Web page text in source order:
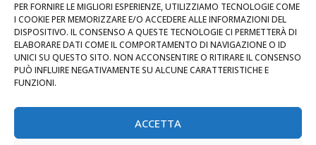
PER FORNIRE LE MIGLIORI ESPERIENZE, UTILIZZIAMO TECNOLOGIE COME
I COOKIE PER MEMORIZZARE E/O ACCEDERE ALLE INFORMAZIONI DEL
DISPOSITIVO. IL CONSENSO A QUESTE TECNOLOGIE CI PERMETTERÀ DI
ELABORARE DATI COME IL COMPORTAMENTO DI NAVIGAZIONE O ID
UNICI SU QUESTO SITO. NON ACCONSENTIRE O RITIRARE IL CONSENSO
PUÒ INFLUIRE NEGATIVAMENTE SU ALCUNE CARATTERISTICHE E
FUNZIONI.
ACCETTA
chiavicodificate@gmail.com
Privacy Policy
Cookie Policy
MAPS